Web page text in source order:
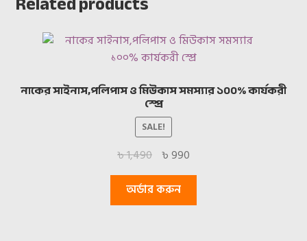
নাকের সাইনাস,পলিপাস ও মিউকাস সমস্যার ১০০% কার্যকরী
স্প্রে
SALE!
৳1,490 Original
price
was:
৳ 1,490.
৳990Current
price
৳ 990.
অর্ডার করুন